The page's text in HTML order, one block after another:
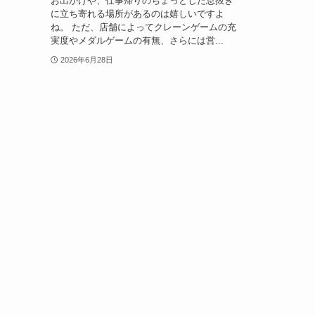
に立ち寄れる場所があるのは嬉しいですよ
ね。 ただ、店舗によってクレーンゲームの充
実度やメダルゲームの有無、さらには営...
2026年6月28日